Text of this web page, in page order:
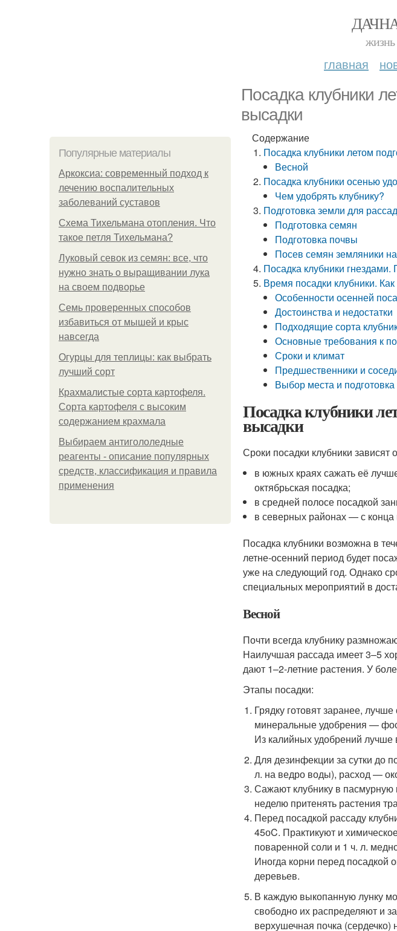
жизнь
главная
Посадка клубники
высадки
Популярные материалы
Аркоксиа: современный подход к
лечению воспалительных
заболеваний суставов
Схема Тихельмана отопления. Что
такое петля Тихельмана?
Луковый севок из семян: все, что
нужно знать о выращивании лука
на своем подворье
Семь проверенных способов
избавиться от мышей и крыс
навсегда
Огурцы для теплицы: как выбрать
лучший сорт
Крахмалистые сорта картофеля.
Сорта картофеля с высоким
содержанием крахмала
Выбираем антигололедные
реагенты - описание популярных
средств, классификация и правила
применения
Содержание
Посадка клубники летом
Весной
Посадка клубники осенью
Чем удобрять клубнику?
Подготовка земли для
Подготовка семян
Подготовка почвы
Посев семян земляники
Посадка клубники
Время посадки клубники.
Особенности осенней
Достоинства и недостатки
Подходящие сорта
Основные требования к
Сроки и климат
Предшественники и
Выбор места и
Посадка клубники
высадки
Сроки посадки клубники зависят
в южных краях сажать её
октябрьская посадка;
в средней полосе посадкой
в северных районах — с
Посадка клубники возможна в
летне-осенний период будет
уже на следующий год. Однако
специальных мероприятий в
Весной
Почти всегда клубнику
Наилучшая рассада имеет 3–5
дают 1–2-летние растения. У
Этапы посадки:
Грядку готовят заранее,
минеральные удобрения —
Из калийных удобрений лучше
Для дезинфекции за сутки до
л. на ведро воды), расход —
Сажают клубнику в пасмурную
неделю притенять растения
Перед посадкой рассаду
45оC. Практикуют и
поваренной соли и 1 ч. л.
Иногда корни перед посадкой
деревьев.
В каждую выкопанную лунку
свободно их распределяют и
верхушечная почка